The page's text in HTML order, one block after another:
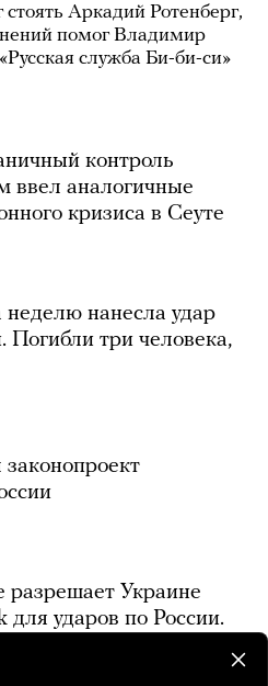
Аркадий Ротенберг,
помог Владимир
служба Би-би-си»
контроль
ввел аналогичные
кризиса в Сеуте
неделю нанесла удар
Погибли три человека,
Украине
для ударов по России.
заключать сделку»